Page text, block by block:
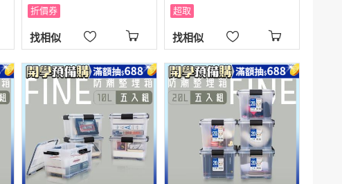
折價券
找相似
超取
找相似